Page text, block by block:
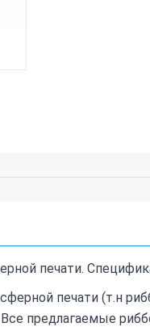
печати.
печати (т.н
предлагаемые